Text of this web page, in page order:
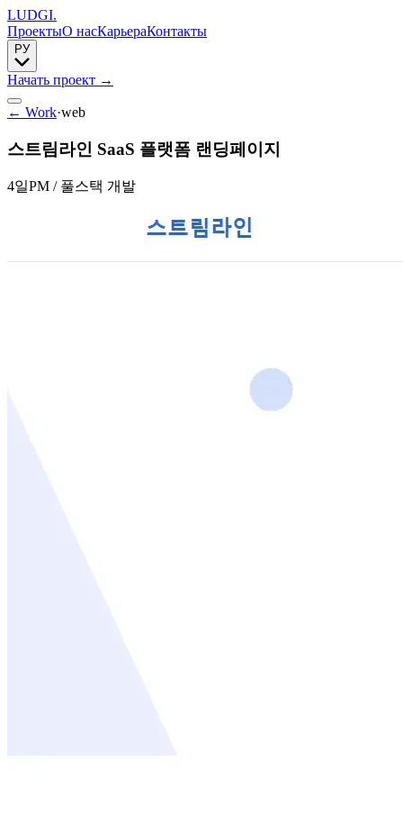
LUDGI.
ПроектыО насКарьераКонтакты
РУ
Начать проект →
← Work·web
스트림라인 SaaS 플랫폼 랜딩페이지
4일PM / 풀스택 개발